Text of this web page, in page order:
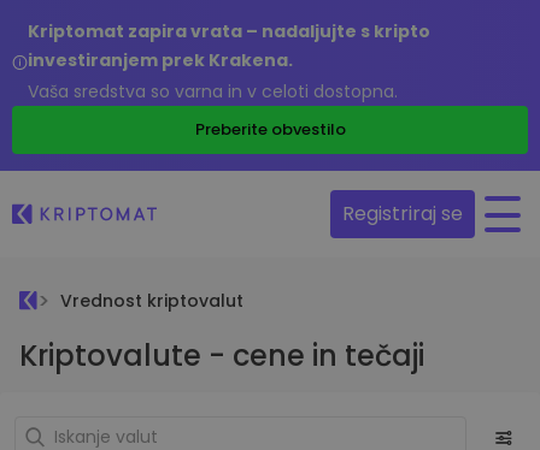
Kriptomat zapira vrata – nadaljujte s kripto
investiranjem prek Krakena.
Vaša sredstva so varna in v celoti dostopna.
Preberite obvestilo
Registriraj se
Vrednost kriptovalut
Kriptovalute - cene in tečaji